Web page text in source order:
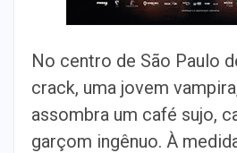
No centro de São Paulo
crack, uma jovem
assombra um café sujo,
garçom ingênuo. À